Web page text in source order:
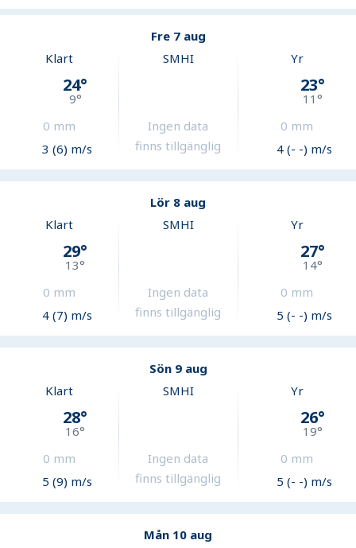
Fre 7 aug
Klart
24°
9°
0 mm
3 (6) m/s
SMHI
Ingen data
finns tillgänglig
Yr
23°
11°
0 mm
4 (- -) m/s
Lör 8 aug
Klart
29°
13°
0 mm
4 (7) m/s
SMHI
Ingen data
finns tillgänglig
Yr
27°
14°
0 mm
5 (- -) m/s
Sön 9 aug
Klart
28°
16°
0 mm
5 (9) m/s
SMHI
Ingen data
finns tillgänglig
Yr
26°
19°
0 mm
5 (- -) m/s
Mån 10 aug